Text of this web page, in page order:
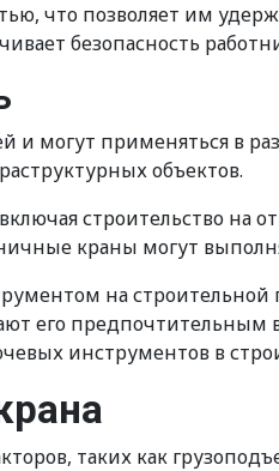
что позволяет им
безопасность
могут применяться в
объектов.
строительство
краны могут
на
его предпочтительным
инструментов в
таких как